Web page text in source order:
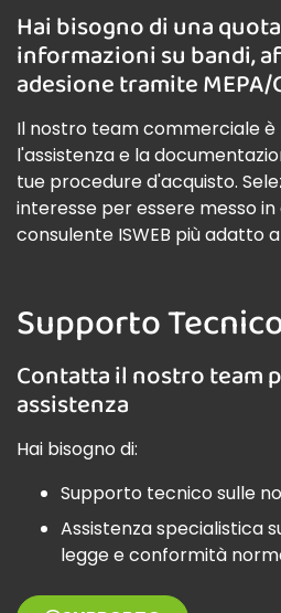
Hai bisogno di una
informazioni su bandi,
adesione tramite MEPA/
Il nostro team commerciale
l'assistenza e la
tue procedure d'acquisto.
interesse per essere messo
consulente ISWEB più adatto
Supporto
Contatta il nostro team
assistenza
Hai bisogno di:
Supporto tecnico sulle
Assistenza specialistica
legge e conformità